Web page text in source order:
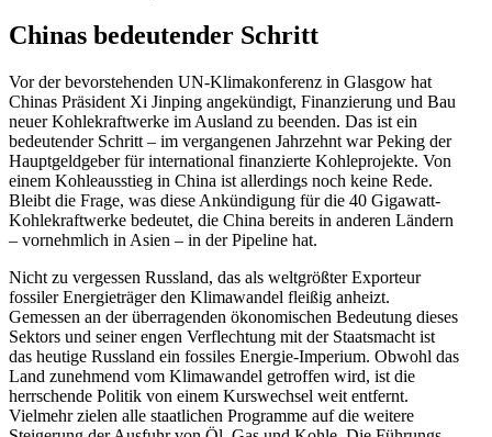
Chinas bedeu­tender Schritt
Vor der bevor­ste­henden UN-Klima­kon­ferenz in Glasgow hat
Chinas Präsident Xi Jinping angekündigt, Finan­zierung und Bau
neuer Kohle­kraft­werke im Ausland zu beenden. Das ist ein
bedeu­tender Schritt – im vergan­genen Jahrzehnt war Peking der
Haupt­geld­geber für inter­na­tional finan­zierte Kohle­pro­jekte. Von
einem Kohle­aus­stieg in China ist aller­dings noch keine Rede.
Bleibt die Frage, was diese Ankün­digung für die 40 Gigawatt-
Kohle­kraft­werke bedeutet, die China bereits in anderen Ländern
– vornehmlich in Asien – in der Pipeline hat.
Nicht zu vergessen Russland, das als weltgrößter Exporteur
fossiler Energie­träger den Klima­wandel fleißig anheizt.
Gemessen an der überra­genden ökono­mi­schen Bedeutung dieses
Sektors und seiner engen Verflechtung mit der Staats­macht ist
das heutige Russland ein fossiles Energie-Imperium. Obwohl das
Land zunehmend vom Klima­wandel getroffen wird, ist die
herrschende Politik von einem Kurswechsel weit entfernt.
Vielmehr zielen alle staat­lichen Programme auf die weitere